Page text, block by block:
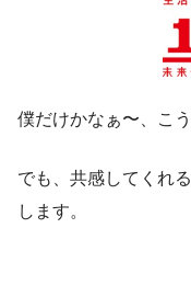
僕だけかなぁ〜、こ
でも、共感してくれ
します。